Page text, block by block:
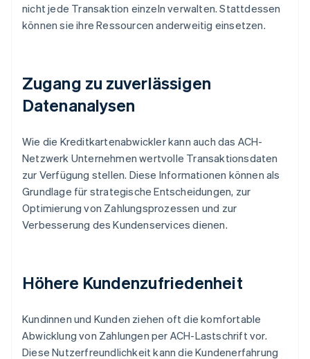
nicht jede Transaktion einzeln verwalten. Stattdessen
können sie ihre Ressourcen anderweitig einsetzen.
Zugang zu zuverlässigen
Datenanalysen
Wie die Kreditkartenabwickler kann auch das ACH-
Netzwerk Unternehmen wertvolle Transaktionsdaten
zur Verfügung stellen. Diese Informationen können als
Grundlage für strategische Entscheidungen, zur
Optimierung von Zahlungsprozessen und zur
Verbesserung des Kundenservices dienen.
Höhere Kundenzufriedenheit
Kundinnen und Kunden ziehen oft die komfortable
Abwicklung von Zahlungen per ACH-Lastschrift vor.
Diese Nutzerfreundlichkeit kann die Kundenerfahrung